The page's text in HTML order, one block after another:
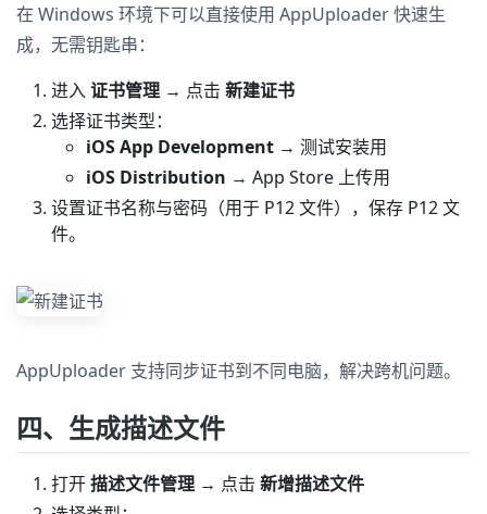
在 Windows 环境下可以直接使用 AppUploader 快速生
成，无需钥匙串：
进入证书管理 → 点击 新建证书
选择证书类型：
iOS App Development → 测试安装用
iOS Distribution → App Store 上传用
设置证书名称与密码（用于 P12 文件），保存 P12 文
件。
AppUploader 支持同步证书到不同电脑，解决跨机问题。
四、生成描述文件
打开描述文件管理 → 点击 新增描述文件